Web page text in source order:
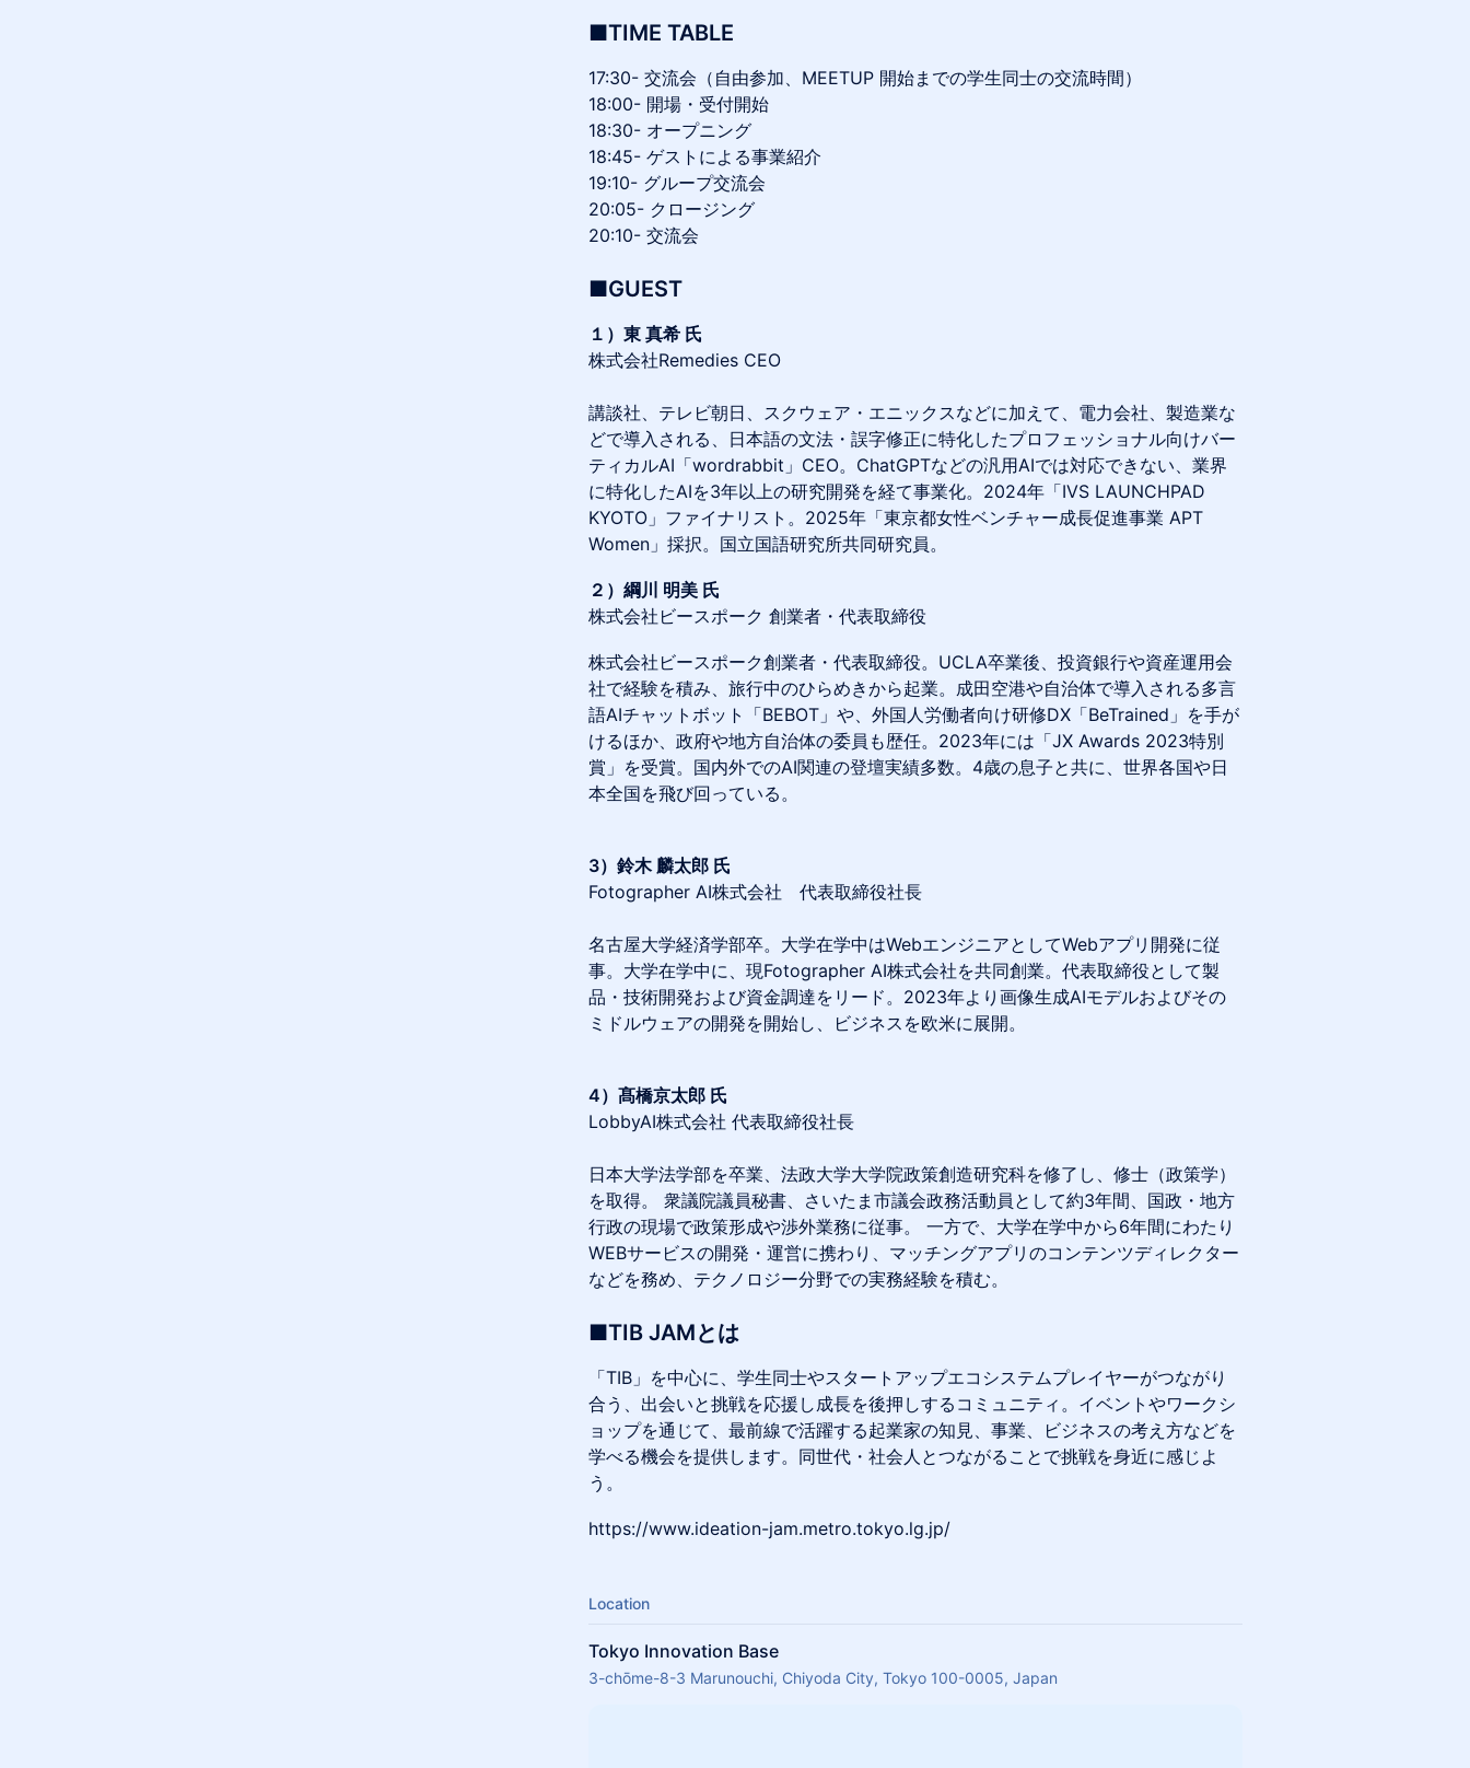
■TIME TABLE
​17:30- 交流会（自由参加、MEETUP 開始までの学生同士の交流時間）
18:00- 開場・受付開始
18:30- オープニング
18:45- ゲストによる事業紹介
19:10- グループ交流会
20:05- クロージング
20:10- 交流会
■GUEST
１）東 真希 氏
株式会社Remedies CEO
講談社、テレビ朝日、スクウェア・エニックスなどに加えて、電力会社、製造業な
どで導入される、日本語の文法・誤字修正に特化したプロフェッショナル向けバー
ティカルAI「wordrabbit」CEO。ChatGPTなどの汎用AIでは対応できない、業界
に特化したAIを3年以上の研究開発を経て事業化。2024年「IVS LAUNCHPAD
KYOTO」ファイナリスト。2025年「東京都女性ベンチャー成長促進事業 APT
Women」採択。国立国語研究所共同研究員。
２）綱川 明美 氏
株式会社ビースポーク 創業者・代表取締役
株式会社ビースポーク創業者・代表取締役。UCLA卒業後、投資銀行や資産運用会
社で経験を積み、旅行中のひらめきから起業。成田空港や自治体で導入される多言
語AIチャットボット「BEBOT」や、外国人労働者向け研修DX「BeTrained」を手が
けるほか、政府や地方自治体の委員も歴任。2023年には「JX Awards 2023特別
賞」を受賞。国内外でのAI関連の登壇実績多数。4歳の息子と共に、世界各国や日
本全国を飛び回っている。
3）鈴木 麟太郎 氏
Fotographer AI株式会社 代表取締役社長
名古屋大学経済学部卒。大学在学中はWebエンジニアとしてWebアプリ開発に従
事。大学在学中に、現Fotographer AI株式会社を共同創業。代表取締役として製
品・技術開発および資金調達をリード。2023年より画像生成AIモデルおよびその
ミドルウェアの開発を開始し、ビジネスを欧米に展開。
4）髙橋京太郎 氏
LobbyAI株式会社 代表取締役社長
日本大学法学部を卒業、法政大学大学院政策創造研究科を修了し、修士（政策学）
を取得。 衆議院議員秘書、さいたま市議会政務活動員として約3年間、国政・地方
行政の現場で政策形成や渉外業務に従事。 一方で、大学在学中から6年間にわたり
WEBサービスの開発・運営に携わり、マッチングアプリのコンテンツディレクター
などを務め、テクノロジー分野での実務経験を積む。
​​■TIB JAMとは
「TIB」を中心に、学生同士やスタートアップエコシステムプレイヤーがつながり
合う、出会いと挑戦を応援し成長を後押しするコミュニティ。イベントやワークシ
ョップを通じて、最前線で活躍する起業家の知見、事業、ビジネスの考え方などを
学べる機会を提供します。同世代・社会人とつながることで挑戦を身近に感じよ
う。
​​https://www.ideation-jam.metro.tokyo.lg.jp/
Location
Tokyo Innovation Base
3-chōme-8-3 Marunouchi, Chiyoda City, Tokyo 100-0005, Japan